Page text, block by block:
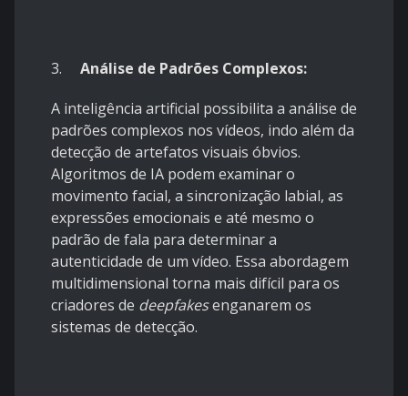
3. Análise de Padrões Complexos:
A inteligência artificial possibilita a análise de
padrões complexos nos vídeos, indo além da
detecção de artefatos visuais óbvios.
Algoritmos de IA podem examinar o
movimento facial, a sincronização labial, as
expressões emocionais e até mesmo o
padrão de fala para determinar a
autenticidade de um vídeo. Essa abordagem
multidimensional torna mais difícil para os
criadores de deepfakesenganarem os
sistemas de detecção.